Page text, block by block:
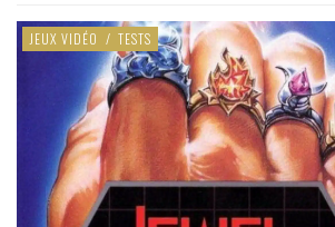
JEUX VIDÉO / TESTS